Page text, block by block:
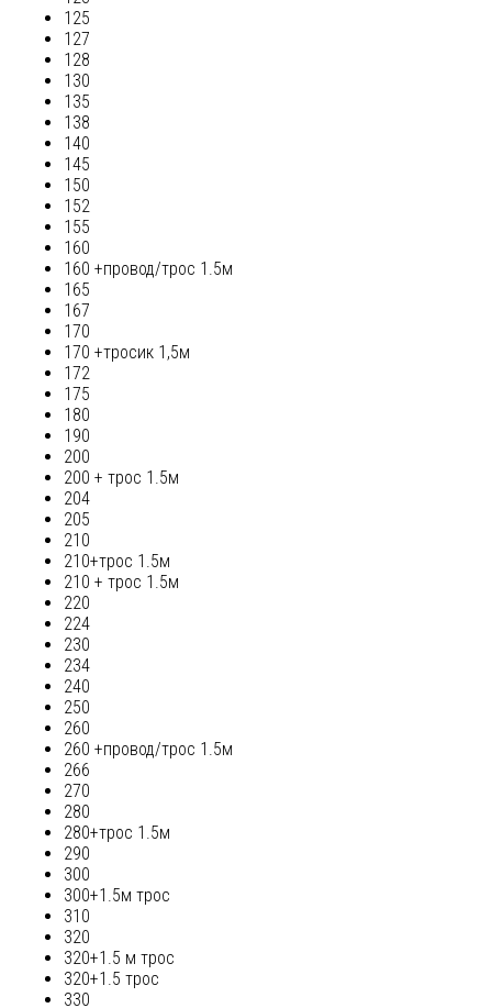
125
127
128
130
135
138
140
145
150
152
155
160
160 +провод/трос 1.5м
165
167
170
170 +тросик 1,5м
172
175
180
190
200
200 + трос 1.5м
204
205
210
210+трос 1.5м
210 + трос 1.5м
220
224
230
234
240
250
260
260 +провод/трос 1.5м
266
270
280
280+трос 1.5м
290
300
300+1.5м трос
310
320
320+1.5 м трос
320+1.5 трос
330